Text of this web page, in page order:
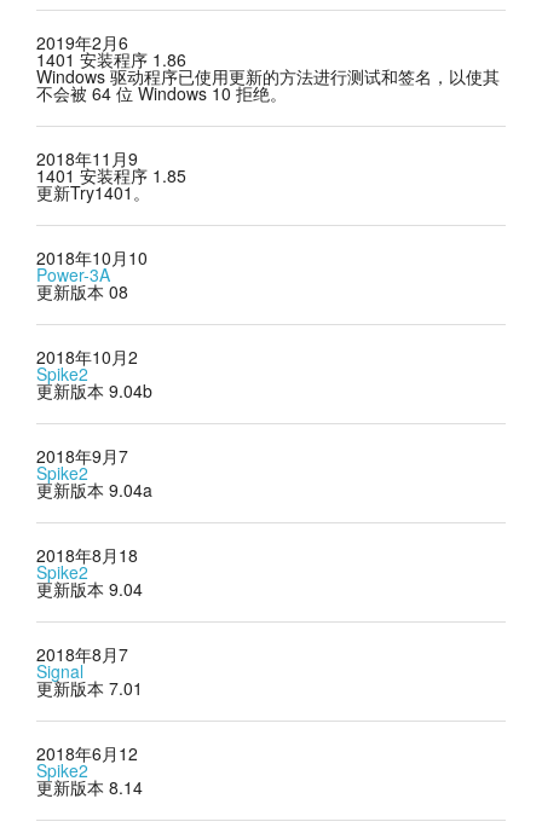
2019年2月6
1401 安装程序 1.86
Windows 驱动程序已使用更新的方法进行测试和签名，以使其
不会被 64 位 Windows 10 拒绝。
2018年11月9
1401 安装程序 1.85
更新Try1401。
2018年10月10
Power-3A
更新版本 08
2018年10月2
Spike2
更新版本 9.04b
2018年9月7
Spike2
更新版本 9.04a
2018年8月18
Spike2
更新版本 9.04
2018年8月7
Signal
更新版本 7.01
2018年6月12
Spike2
更新版本 8.14